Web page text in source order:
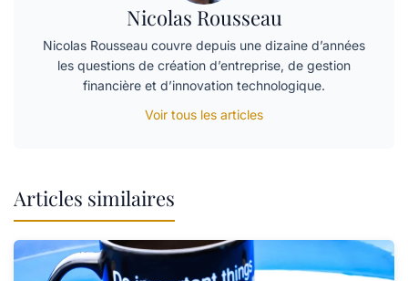
Nicolas Rousseau
Nicolas Rousseau couvre depuis une dizaine d’années
les questions de création d’entreprise, de gestion
financière et d’innovation technologique.
Voir tous les articles
Articles similaires